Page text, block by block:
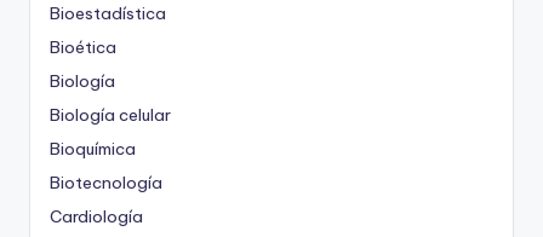
Bioestadística
Bioética
Biología
Biología celular
Bioquímica
Biotecnología
Cardiología